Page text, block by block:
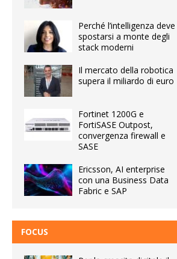
Perché l’intelligenza deve
spostarsi a monte degli
stack moderni
Il mercato della robotica
supera il miliardo di euro
Fortinet 1200G e
FortiSASE Outpost,
convergenza firewall e
SASE
Ericsson, AI enterprise
con una Business Data
Fabric e SAP
FOCUS